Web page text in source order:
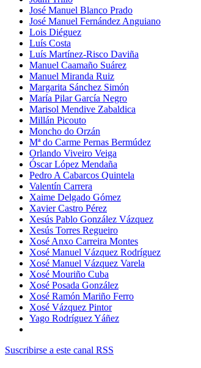
José Manuel Blanco Prado
José Manuel Fernández Anguiano
Lois Diéguez
Luís Costa
Luís Martínez-Risco Daviña
Manuel Caamaño Suárez
Manuel Miranda Ruiz
Margarita Sánchez Simón
María Pilar García Negro
Marisol Mendive Zabaldica
Millán Picouto
Moncho do Orzán
Mª do Carme Pernas Bermúdez
Orlando Viveiro Veiga
Óscar López Mendaña
Pedro A Cabarcos Quintela
Valentín Carrera
Xaime Delgado Gómez
Xavier Castro Pérez
Xesús Pablo González Vázquez
Xesús Torres Regueiro
Xosé Anxo Carreira Montes
Xosé Manuel Vázquez Rodríguez
Xosé Manuel Vázquez Varela
Xosé Mouriño Cuba
Xosé Posada González
Xosé Ramón Mariño Ferro
Xosé Vázquez Pintor
Yago Rodríguez Yáñez
Suscribirse a este canal RSS